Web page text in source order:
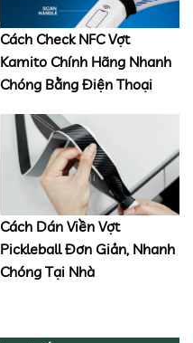
Cách Check NFC Vợt
Kamito Chính Hãng Nhanh
Chóng Bằng Điện Thoại
Cách Dán Viền Vợt
Pickleball Đơn Giản, Nhanh
Chóng Tại Nhà